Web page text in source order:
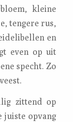
kleine
tengere rus,
en
even op uit
specht. Zo
zittend op
juiste opvang